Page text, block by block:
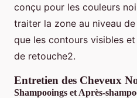
conçu pour les couleurs
traiter la zone au niveau
que les contours visibles
de retouche2.
Entretien des Cheveux
Shampooings et Après-